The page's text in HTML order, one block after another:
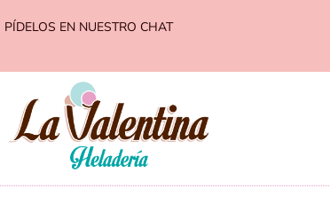
PÍDELOS EN NUESTRO CHAT